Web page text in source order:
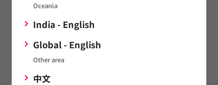
Oceania
India - English
Global - English
Other area
中文
〒916-0015 福井県鯖江市御幸町1丁目2の82
0778-52-3440